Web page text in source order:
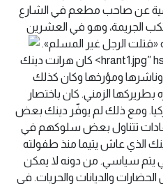
عن صاحب مطعم في الشارع
الجريمة، وهو في العشرين
الرجل غير المسلم».
hrant1.jpg” hspace=4 width=200 align=left> كان هرانت دينك
وناشرها ومؤرخها وكان كذلك
بطريركها الزمني. كان باختصار
ومع ذلك لم يوفّر دينك بعض
تتناول بعض سلوكهم في
الذي عاش يتيما منذ طفولته
في يتم سياسي. من دونه لا يمكن
والديانات والحريات. في